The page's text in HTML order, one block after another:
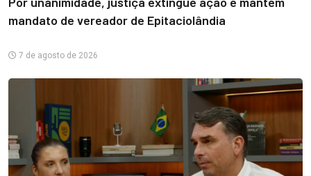
mandato de vereador de Epitaciolândia
7 de agosto de 2026